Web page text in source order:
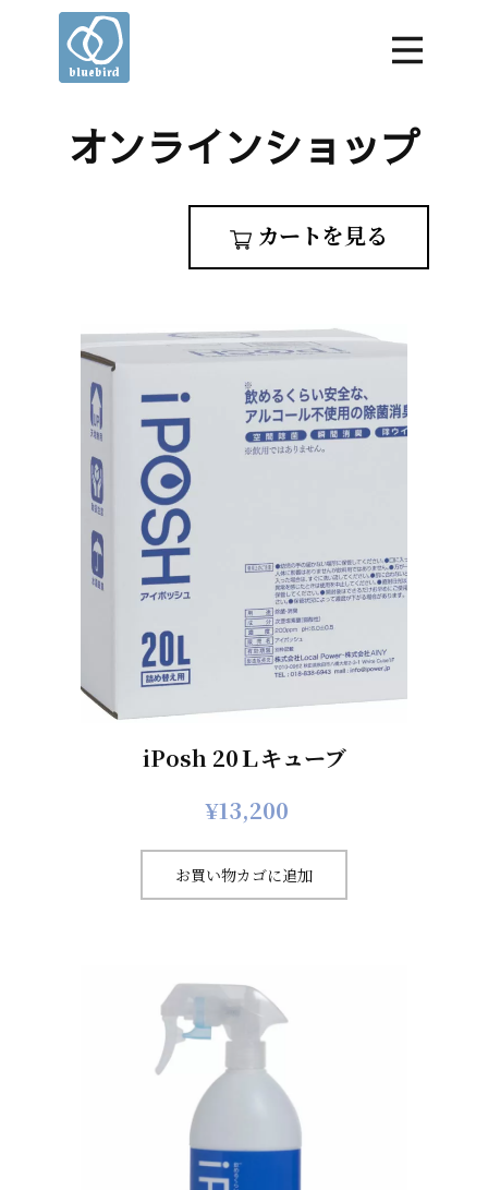
オンラインショップ
カートを見る
iPosh 20Ｌキューブ
¥13,200
お買い物カゴに追加